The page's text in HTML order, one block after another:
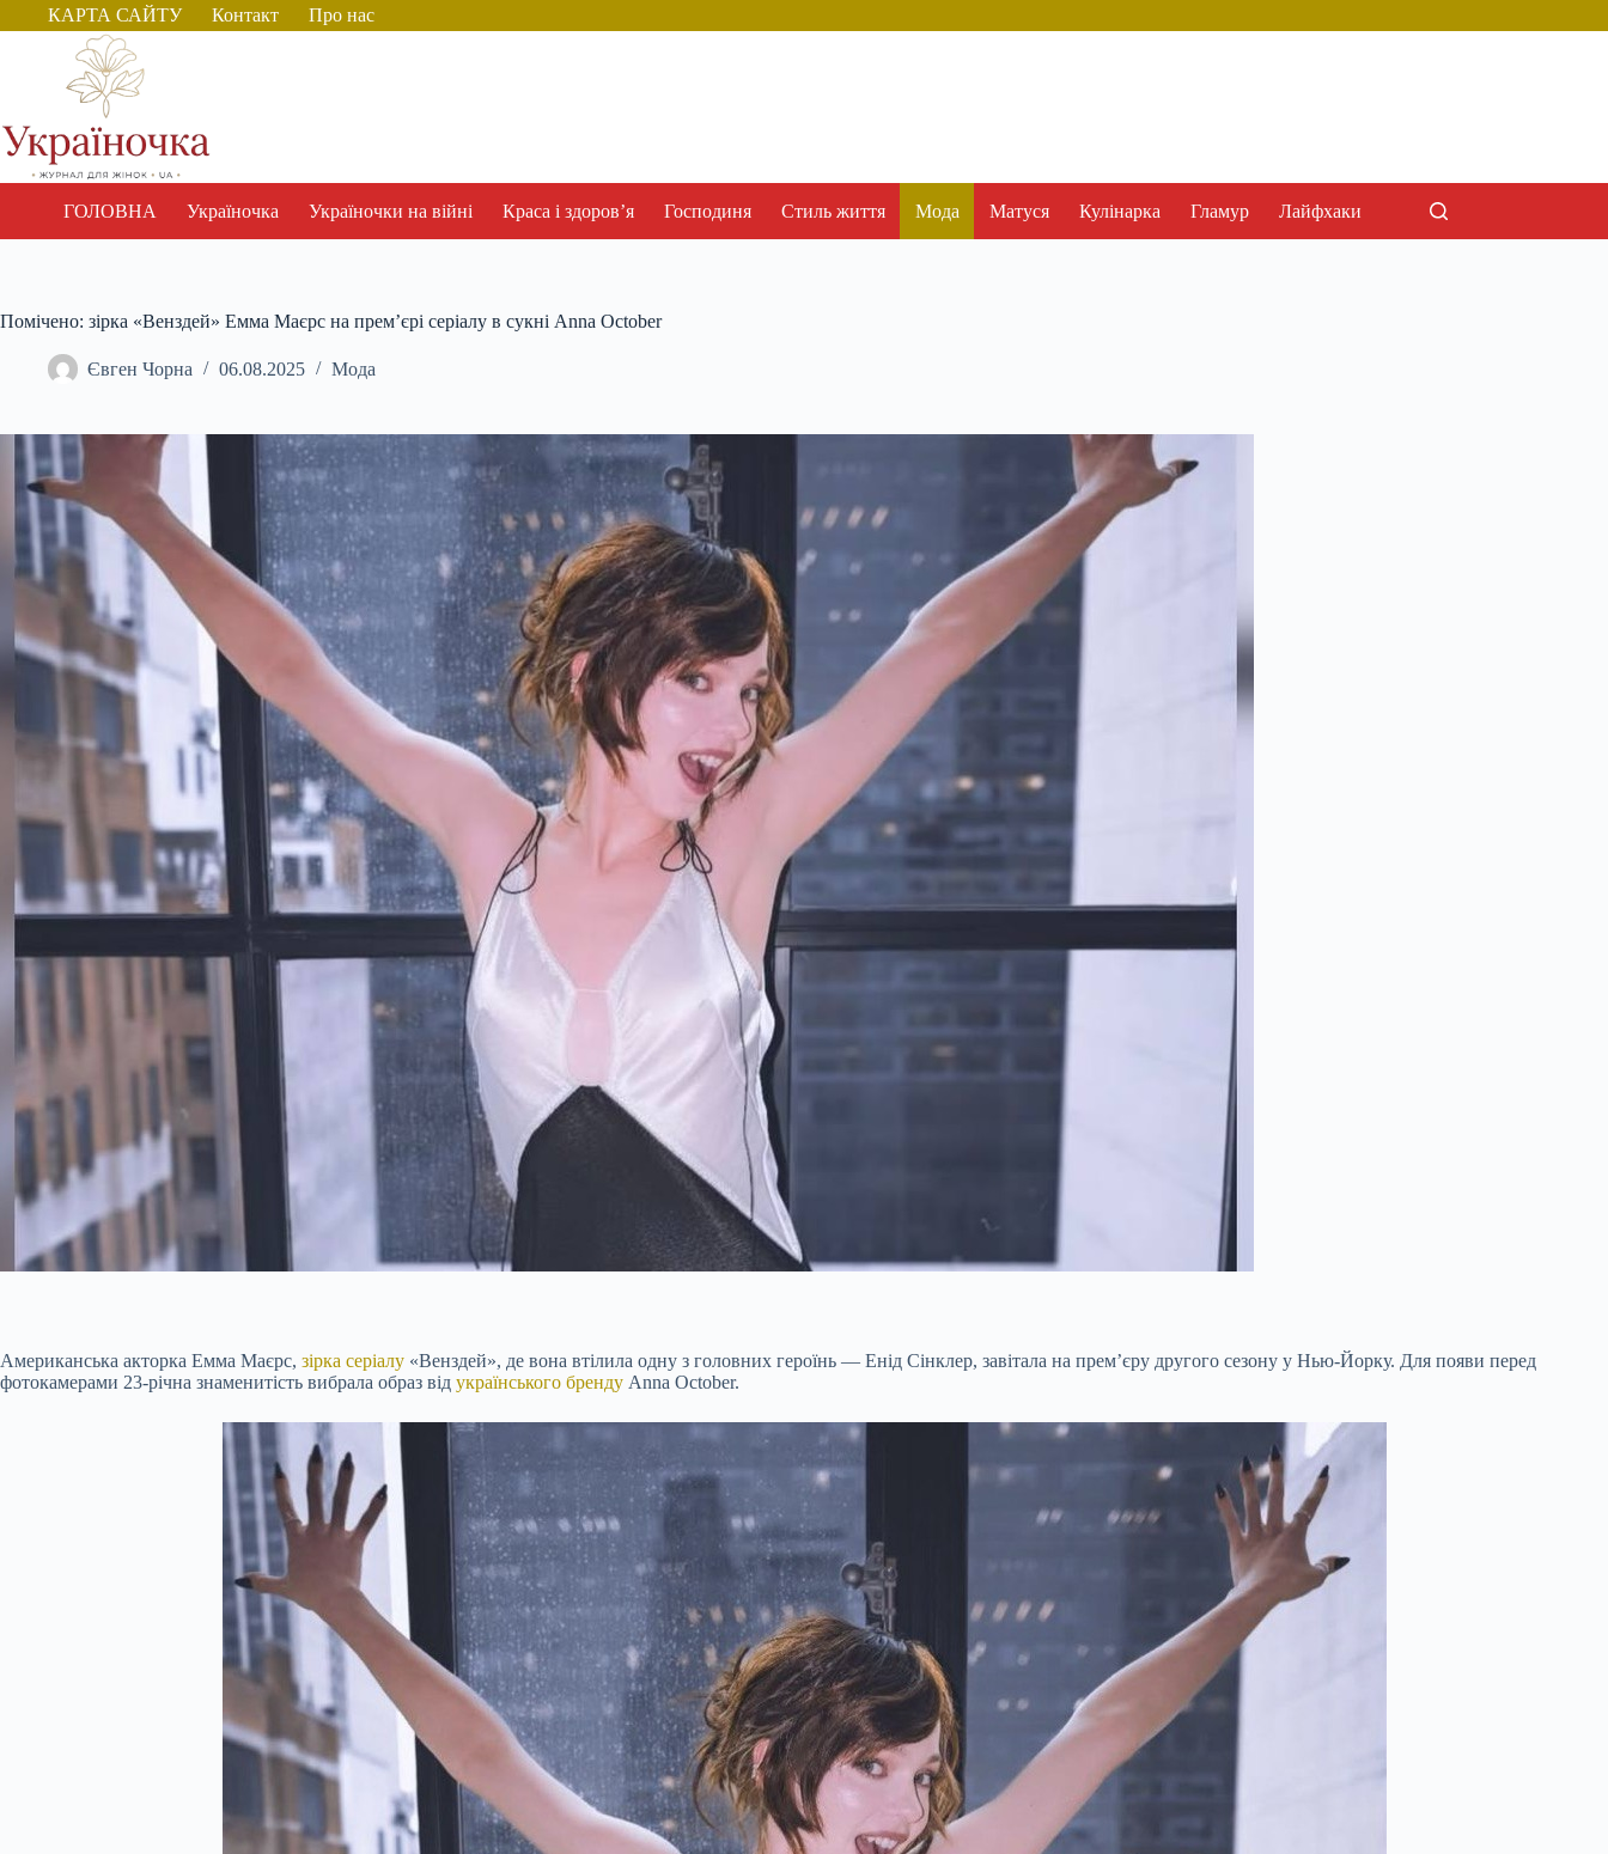
Перейти
до
КАРТА САЙТУ Контакт Про нас
ГОЛОВНА Україночка Україночки на війні Краса і здоров’я Господиня Стиль життя Мода Матуся Кулінарка Гламур Лайфхаки
Помічено: зірка «Венздей» Емма Маєрс на премʼєрі серіалу в сукні Anna October
Євген Чорна 06.08.2025 Мода
Американська акторка Емма Маєрс, зірка серіалу «Венздей», де вона втілила одну з головних героїнь — Енід Сінклер, завітала на прем’єру другого сезону у Нью-Йорку. Для появи перед
фотокамерами 23-річна знаменитість вибрала образ від українського бренду Anna October.